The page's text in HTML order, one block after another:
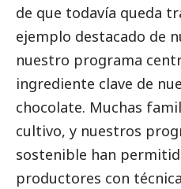
de que todavía queda
ejemplo destacado de
nuestro programa
ingrediente clave de
chocolate. Muchas
cultivo, y nuestros
sostenible han
productores con